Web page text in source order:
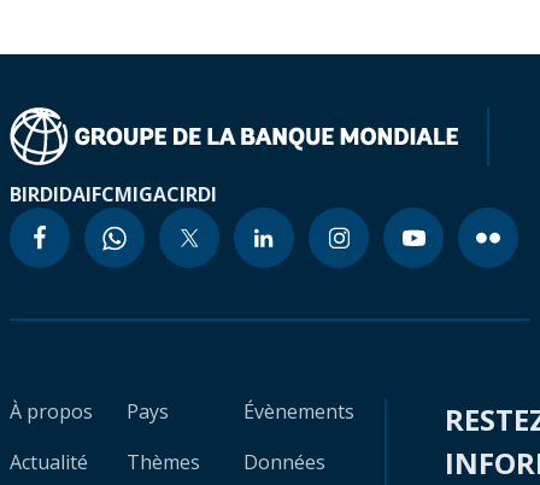
BIRDIDAIFCMIGACIRDI
À propos
Actualité
Pays
Thèmes
Évènements
Données